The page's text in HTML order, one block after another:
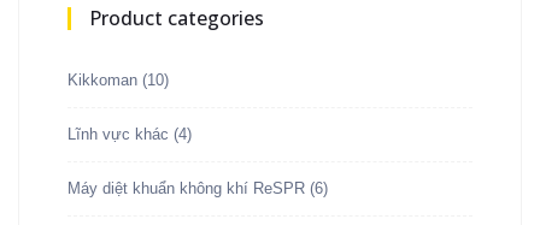
Product categories
Kikkoman (10)
Lĩnh vực khác (4)
Máy diệt khuẩn không khí ReSPR (6)